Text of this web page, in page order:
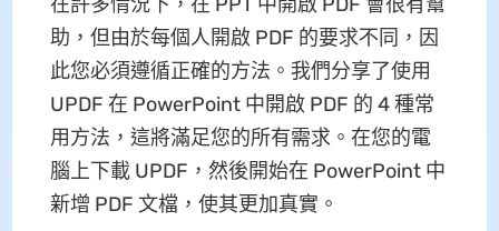
助，但由於每個人開啟 PDF 的要求不同，因
此您必須遵循正確的方法。我們分享了使用
UPDF 在 PowerPoint 中開啟 PDF 的 4 種常
用方法，這將滿足您的所有需求。在您的電
腦上下載 UPDF，然後開始在 PowerPoint 中
新增 PDF 文檔，使其更加真實。